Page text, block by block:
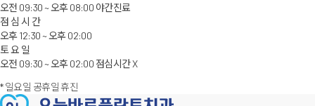
오전 09:30 ~ 오후 08:00 야간진료
점 심 시 간
오후 12:30 ~ 오후 02:00
토 요 일
오전 09:30 ~ 오후 02:00 점심시간X
* 일요일 공휴일 휴진